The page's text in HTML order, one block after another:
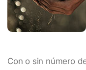
Con o sin número